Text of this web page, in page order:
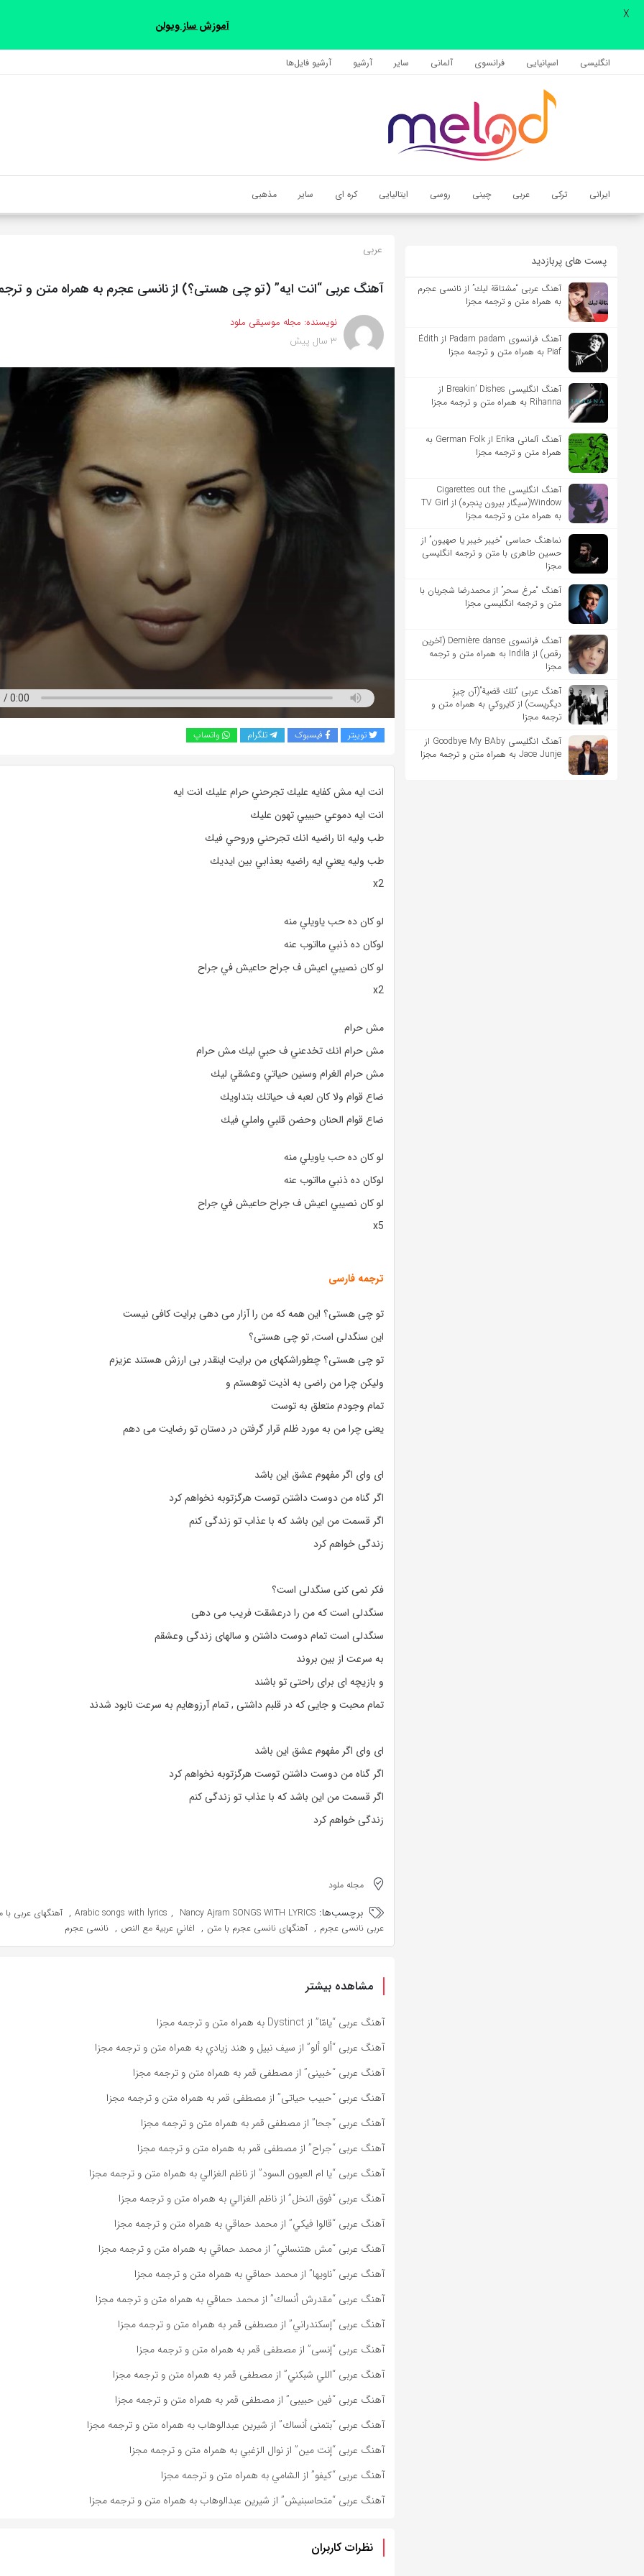
انگلیسی اسپانیایی فرانسوی آلمانی سایر آرشیو آرشیو فایل‌‎ها
ایرانی ترکی عربی چینی روسی ایتالیایی کره ای سایر مذهبی
اشتراک گذاری
با استفاده از روش‌های زیر می‌توانید این صفحه را با دوستان خود به
کپی لینک
پست های پربازدید
آهنگ عربی “مشتاقة لیك” از نانسی عجرم
به همراه متن و ترجمه مجزا
آهنگ فرانسوی Padam padam از Édith
Piaf به همراه متن و ترجمه مجزا
آهنگ انگلیسی Breakin’ Dishes از
Rihanna به همراه متن و ترجمه مجزا
آهنگ آلمانی Erika از German Folk به
همراه متن و ترجمه مجزا
آهنگ انگلیسی Cigarettes out the
Window(سیگار بیرون پنجره) از TV Girl
به همراه متن و ترجمه مجزا
نماهنگ حماسی “خیبر خیبر یا صهیون” از
حسین طاهری با متن و ترجمه انگلیسی
مجزا
آهنگ “مرغ سحر” از محمدرضا شجریان با
متن و ترجمه انگلیسی مجزا
آهنگ فرانسوی Dernière danse (آخرین
رقص) از Indila به همراه متن و ترجمه
مجزا
آهنگ عربی “تلك قضية”(آن چیزِ
دیگریست) از كايروكي به همراه متن و
ترجمه مجزا
آهنگ انگلیسی Goodbye My BAby از
Jace Junje به همراه متن و ترجمه مجزا
عربی
آهنگ عربی “انت ايه” (تو چی هستی؟) از نانسی عجرم به همراه متن و
نویسنده: مجله موسیقی ملود
3 سال پیش
توییتر فیسبوک تلگرام واتساپ
انت ايه مش كفايه عليك تجرحني حرام عليك انت ايه
انت ايه دموعي حبيبي تهون عليك
طب وليه انا راضيه انك تجرحني وروحي فيك
طب وليه يعني ايه راضيه بعذابي بين ايديك
x2
لو كان ده حب ياويلي منه
لوكان ده ذنبي مااتوب عنه
لو كان نصيبي اعيش ف جراح حاعيش في جراح
x2
مش حرام
مش حرام انك تخدعني ف حبي ليك مش حرام
مش حرام الغرام وسنين حياتي وعشقي ليك
ضاع قوام ولا كان لعبه ف حياتك بتداويك
ضاع قوام الحنان وحضن قلبي واملي فيك
لو كان ده حب ياويلي منه
لوكان ده ذنبي مااتوب عنه
لو كان نصيبي اعيش ف جراح حاعيش في جراح
x5
ترجمه فارسی
تو چی هستی؟ این همه که من را آزار می دهی برایت کافی نیست
این سنگدلی است, تو چی هستی؟
تو چی هستی؟ چطوراشکهای من برایت اینقدر بی ارزش هستند عزیزم
ولیکن چرا من راضی به اذیت توهستم و
تمام وجودم متعلق به توست
یعنی چرا من به مورد ظلم قرار گرفتن در دستان تو رضایت می دهم
ای وای اگر مفهوم عشق این باشد
اگر گناه من دوست داشتن توست هرگزتوبه نخواهم کرد
اگر قسمت من این باشد که با عذاب تو زندگی کنم
زندگی خواهم کرد
فکر نمی کنی سنگدلی است؟
سنگدلی است که من را درعشقت فریب می دهی
سنگدلی است تمام دوست داشتن و سالهای زندگی وعشقم
به سرعت از بین بروند
و بازیچه ای برای راحتی تو باشند
تمام محبت و جایی که در قلبم داشتی , تمام آرزوهایم به سرعت نابود شدند
ای وای اگر مفهوم عشق این باشد
اگر گناه من دوست داشتن توست هرگزتوبه نخواهم کرد
اگر قسمت من این باشد که با عذاب تو زندگی کنم
زندگی خواهم کرد
مجله ملود
برچسب‌ها: Arabic songs with lyrics , Nancy Ajram SONGS WITH LYRICS
, آهنگهای عربی با
عربی نانسی عجرم , آهنگهای نانسی عجرم با متن , اغاني عربية مع النص , نانسی عجرم
مشاهده بیشتر
آهنگ عربی “يامّا” از Dystinct به همراه متن و ترجمه مجزا
آهنگ عربی “ألو ألو” از سيف نبيل و هند زيادي به همراه متن و ترجمه مجزا
آهنگ عربی “خبينى” از مصطفى قمر به همراه متن و ترجمه مجزا
آهنگ عربی “حبيب حياتى” از مصطفى قمر به همراه متن و ترجمه مجزا
آهنگ عربی “جحا” از مصطفى قمر به همراه متن و ترجمه مجزا
آهنگ عربی “جراح” از مصطفى قمر به همراه متن و ترجمه مجزا
آهنگ عربی “يا ام العيون السود” از ناظم الغزالي به همراه متن و ترجمه مجزا
آهنگ عربی “فوق النخل” از ناظم الغزالي به همراه متن و ترجمه مجزا
آهنگ عربی “قالوا فيكي” از محمد حماقي به همراه متن و ترجمه مجزا
آهنگ عربی “مش هتنساني” از محمد حماقي به همراه متن و ترجمه مجزا
آهنگ عربی “ناویها” از محمد حماقي به همراه متن و ترجمه مجزا
آهنگ عربی “مقدرش أنساك” از محمد حماقي به همراه متن و ترجمه مجزا
آهنگ عربی “إسكندراني” از مصطفى قمر به همراه متن و ترجمه مجزا
آهنگ عربی “إنسى” از مصطفى قمر به همراه متن و ترجمه مجزا
آهنگ عربی “اللي شبكني” از مصطفى قمر به همراه متن و ترجمه مجزا
آهنگ عربی “فين حبيبى” از مصطفى قمر به همراه متن و ترجمه مجزا
آهنگ عربی “بتمنى أنساك” از شیرین عبدالوهاب به همراه متن و ترجمه مجزا
آهنگ عربی “إنت مين” از نوال الزغبي به همراه متن و ترجمه مجزا
آهنگ عربی “كيفو” از الشامي به همراه متن و ترجمه مجزا
آهنگ عربی “متحاسبنیش” از شیرین عبدالوهاب به همراه متن و ترجمه مجزا
نظرات کاربران
آموزش ساز ویولن
X